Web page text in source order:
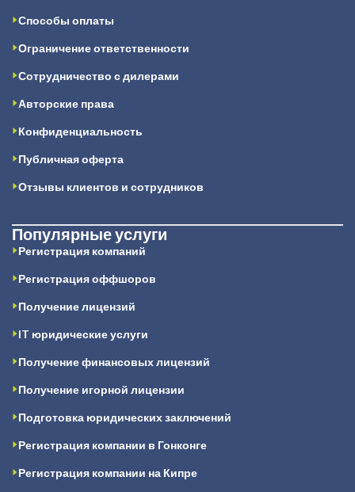
Способы оплаты
Ограничение ответственности
Сотрудничество с дилерами
Авторские права
Конфиденциальность
Публичная оферта
Отзывы клиентов и сотрудников
Популярные услуги
Регистрация компаний
Регистрация оффшоров
Получение лицензий
IT юридические услуги
Получение финансовых лицензий
Получение игорной лицензии
Подготовка юридических заключений
Регистрация компании в Гонконге
Регистрация компании на Кипре